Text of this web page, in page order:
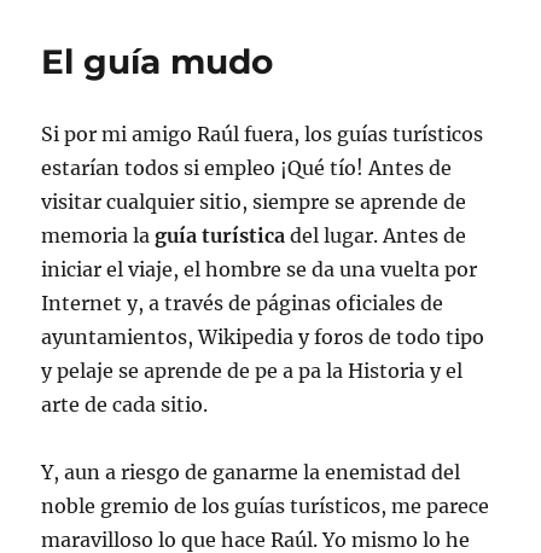
El guía mudo
Si por mi amigo Raúl fuera, los guías turísticos
estarían todos si empleo ¡Qué tío! Antes de
visitar cualquier sitio, siempre se aprende de
memoria laguía turística del lugar. Antes de
iniciar el viaje, el hombre se da una vuelta por
Internet y, a través de páginas oficiales de
ayuntamientos, Wikipedia y foros de todo tipo
y pelaje se aprende de pe a pa la Historia y el
arte de cada sitio.
Y, aun a riesgo de ganarme la enemistad del
noble gremio de los guías turísticos, me parece
maravilloso lo que hace Raúl. Yo mismo lo he